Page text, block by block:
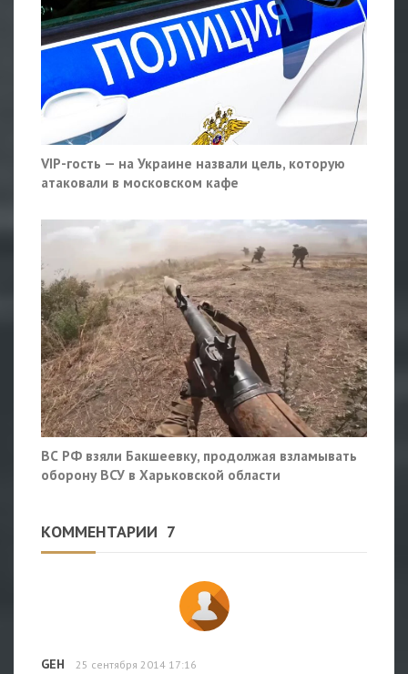
VIP-гость — на Украине назвали цель, которую
атаковали в московском кафе
ВС РФ взяли Бакшеевку, продолжая взламывать
оборону ВСУ в Харьковской области
КОММЕНТАРИИ 7
GEH 25 сентября 2014 17:16